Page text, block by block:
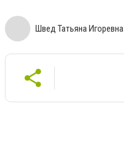
Швед Татьяна Игоревна